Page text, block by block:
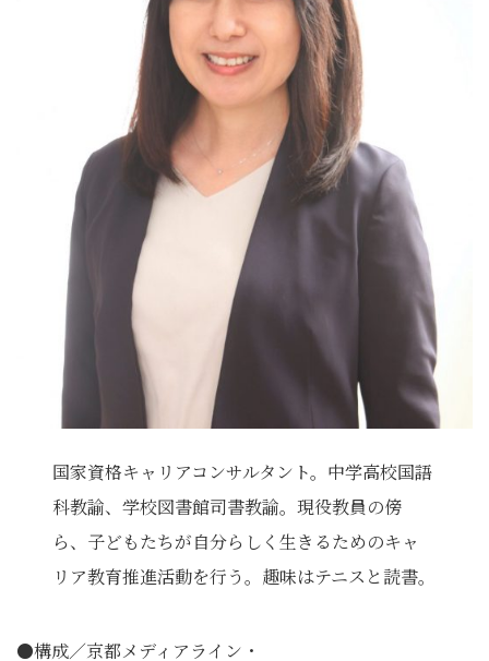
国家資格キャリアコンサルタント。中学高校国語
科教諭、学校図書館司書教諭。現役教員の傍
ら、子どもたちが自分らしく生きるためのキャ
リア教育推進活動を行う。趣味はテニスと読書。
●構成／京都メディアライン・